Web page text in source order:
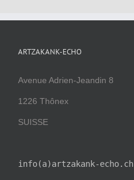
ARTZAKANK-ECHO
Avenue Adrien-Jeandin 8
1226 Thônex
SUISSE
info(a)artzakank-echo.ch